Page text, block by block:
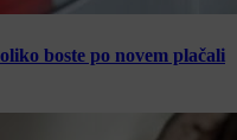
boste po novem plačali